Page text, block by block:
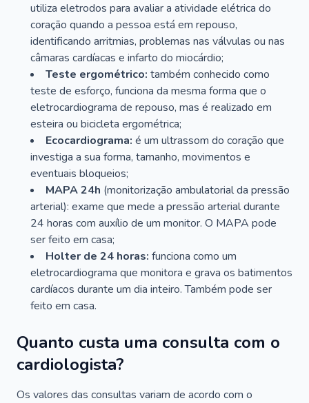
utiliza eletrodos para avaliar a atividade elétrica do
coração quando a pessoa está em repouso,
identificando arritmias, problemas nas válvulas ou nas
câmaras cardíacas e infarto do miocárdio;
Teste ergométrico: também conhecido como
teste de esforço, funciona da mesma forma que o
eletrocardiograma de repouso, mas é realizado em
esteira ou bicicleta ergométrica;
Ecocardiograma: é um ultrassom do coração que
investiga a sua forma, tamanho, movimentos e
eventuais bloqueios;
MAPA 24h (monitorização ambulatorial da pressão
arterial): exame que mede a pressão arterial durante
24 horas com auxílio de um monitor. O MAPA pode
ser feito em casa;
Holter de 24 horas: funciona como um
eletrocardiograma que monitora e grava os batimentos
cardíacos durante um dia inteiro. Também pode ser
feito em casa.
Quanto custa uma consulta com o
cardiologista?
Os valores das consultas variam de acordo com o